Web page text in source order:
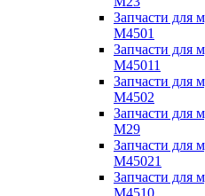
Запчасти для
M4501
Запчасти для
M45011
Запчасти для
M4502
Запчасти для
M29
Запчасти для
M45021
Запчасти для
M4510